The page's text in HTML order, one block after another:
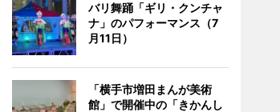
バリ舞踊「ギリ・クンチャ
ナ」のパフォーマンス（7
月11日）
「横手市増田まんが美術
館」で開催中の「きかんし